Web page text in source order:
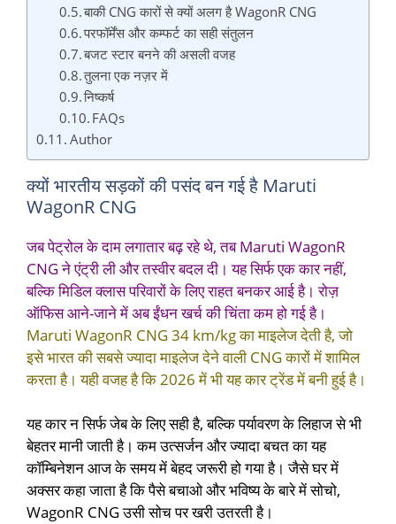
बाकी CNG कारों से क्यों अलग है WagonR CNG
परफॉर्मेंस और कम्फर्ट का सही संतुलन
बजट स्टार बनने की असली वजह
तुलना एक नज़र में
निष्कर्ष
FAQs
Author
क्यों भारतीय सड़कों की पसंद बन गई है Maruti
WagonR CNG
जब पेट्रोल के दाम लगातार बढ़ रहे थे, तब Maruti WagonR
CNG ने एंट्री ली और तस्वीर बदल दी। यह सिर्फ एक कार नहीं,
बल्कि मिडिल क्लास परिवारों के लिए राहत बनकर आई है। रोज़
ऑफिस आने-जाने में अब ईंधन खर्च की चिंता कम हो गई है।
Maruti WagonR CNG 34 km/kg का माइलेज देती है, जो
इसे भारत की सबसे ज्यादा माइलेज देने वाली CNG कारों में शामिल
करता है। यही वजह है कि 2026 में भी यह कार ट्रेंड में बनी हुई है।
यह कार न सिर्फ जेब के लिए सही है, बल्कि पर्यावरण के लिहाज से भी
बेहतर मानी जाती है। कम उत्सर्जन और ज्यादा बचत का यह
कॉम्बिनेशन आज के समय में बेहद जरूरी हो गया है। जैसे घर में
अक्सर कहा जाता है कि पैसे बचाओ और भविष्य के बारे में सोचो,
WagonR CNG उसी सोच पर खरी उतरती है।